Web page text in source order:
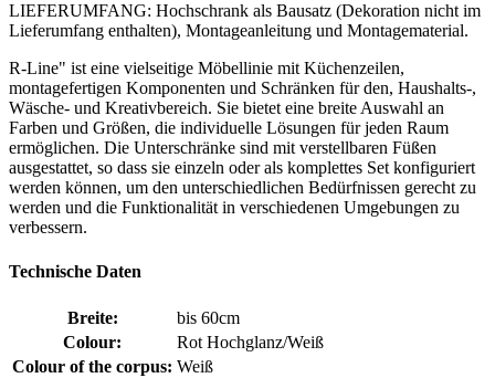
LIEFERUMFANG: Hochschrank als Bausatz (Dekoration nicht im
Lieferumfang enthalten), Montageanleitung und Montagematerial.
R-Line" ist eine vielseitige Möbellinie mit Küchenzeilen,
montagefertigen Komponenten und Schränken für den, Haushalts-,
Wäsche- und Kreativbereich. Sie bietet eine breite Auswahl an
Farben und Größen, die individuelle Lösungen für jeden Raum
ermöglichen. Die Unterschränke sind mit verstellbaren Füßen
ausgestattet, so dass sie einzeln oder als komplettes Set konfiguriert
werden können, um den unterschiedlichen Bedürfnissen gerecht zu
werden und die Funktionalität in verschiedenen Umgebungen zu
verbessern.
Technische Daten
Breite:
bis 60cm
Colour:
Rot Hochglanz/Weiß
Colour of the corpus: Weiß